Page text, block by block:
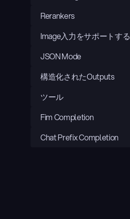
Rerankers
Image入力をサポートする
JSON Mode
構造化されたOutputs
ツール
Fim Completion
Chat Prefix Completion